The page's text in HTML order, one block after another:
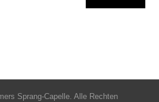
Sprang-Capelle. Alle Rechten